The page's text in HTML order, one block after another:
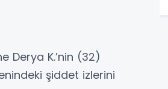
Derya K.’nin (32)
şiddet izlerini